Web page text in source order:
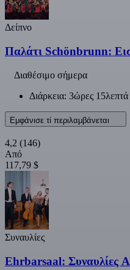
Δείπνο
Παλάτι Schönbrunn:
Διαθέσιμο σήμερα
Διάρκεια: 3ώρες
Εμφάνισε τί περιλαμβάνεται
4,2 (146)
Από
117,79 $
Συναυλίες
Ehrbarsaal: Συναυλίες